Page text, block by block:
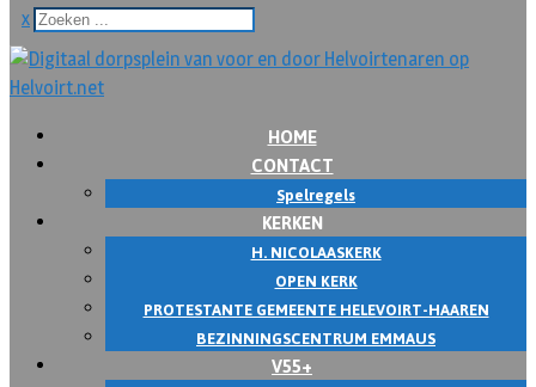
x
HOME
CONTACT
Spelregels
KERKEN
H. NICOLAASKERK
OPEN KERK
PROTESTANTE GEMEENTE HELEVOIRT-HAAREN
BEZINNINGSCENTRUM EMMAUS
V55+